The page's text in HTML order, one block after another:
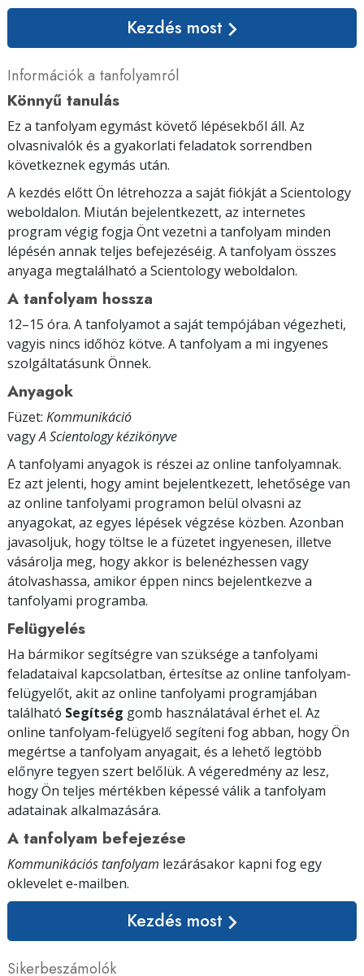
Kezdés most
Információk a tanfolyamról
Könnyű tanulás
Ez a tanfolyam egymást követő lépésekből áll. Az
olvasnivalók és a gyakorlati feladatok sorrendben
következnek egymás után.
A kezdés előtt Ön létrehozza a saját fiókját a Scientology
weboldalon. Miután bejelentkezett, az internetes
program végig fogja Önt vezetni a tanfolyam minden
lépésén annak teljes befejezéséig. A tanfolyam összes
anyaga megtalálható a Scientology weboldalon.
A tanfolyam hossza
12–15 óra. A tanfolyamot a saját tempójában végezheti,
vagyis nincs időhöz kötve. A tanfolyam a mi ingyenes
szolgáltatásunk Önnek.
Anyagok
Füzet: Kommunikáció
vagyA Scientology kézikönyve
A tanfolyami anyagok is részei az online tanfolyamnak.
Ez azt jelenti, hogy amint bejelentkezett, lehetősége van
az online tanfolyami programon belül olvasni az
anyagokat, az egyes lépések végzése közben. Azonban
javasoljuk, hogy töltse le a füzetet ingyenesen, illetve
vásárolja meg, hogy akkor is belenézhessen vagy
átolvashassa, amikor éppen nincs bejelentkezve a
tanfolyami programba.
Felügyelés
Ha bármikor segítségre van szüksége a tanfolyami
feladataival kapcsolatban, értesítse az online tanfolyam-
felügyelőt, akit az online tanfolyami programjában
található Segítség gomb használatával érhet el. Az
online tanfolyam-felügyelő segíteni fog abban, hogy Ön
megértse a tanfolyam anyagait, és a lehető legtöbb
előnyre tegyen szert belőlük. A végeredmény az lesz,
hogy Ön teljes mértékben képessé válik a tanfolyam
adatainak alkalmazására.
A tanfolyam befejezése
Kommunikációs tanfolyam lezárásakor kapni fog egy
oklevelete-mailben.
Kezdés most
Sikerbeszámolók